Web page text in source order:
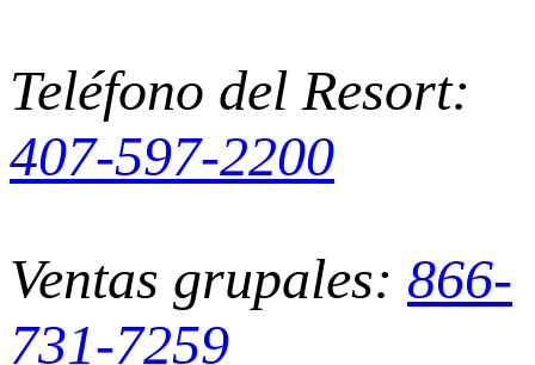
Teléfono del Resort:
407-597-2200
Ventas grupales: 866-
731-7259